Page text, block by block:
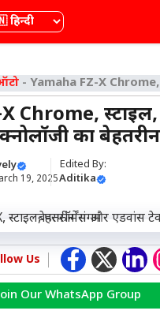
- Yamaha FZ-X
Chrome, स्टाइल,
का
19, 2025
Edited By:
Aditika
Us
Our WhatsApp Group